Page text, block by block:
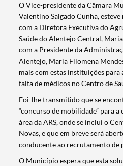
O Vice-presidente da Câmara
Valentino Salgado Cunha,
com a Diretora Executiva do
Saúde do Alentejo Central,
com a Presidente da
Alentejo, Maria Filomena
mais com estas instituições
falta de médicos no Centro de
Foi-lhe transmitido que se
“concurso de mobilidade” para
área da ARS, onde se inclui o
Novas, e que em breve será
conducente ao recrutamento de
O Município espera que esta